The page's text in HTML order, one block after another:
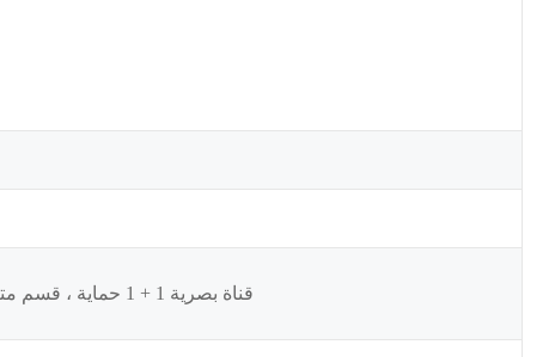
قناة بصرية 1 + 1 حماية ، قسم متعدد بصري 1 + 1 حماية ، حماية خط بصري 1 + 1